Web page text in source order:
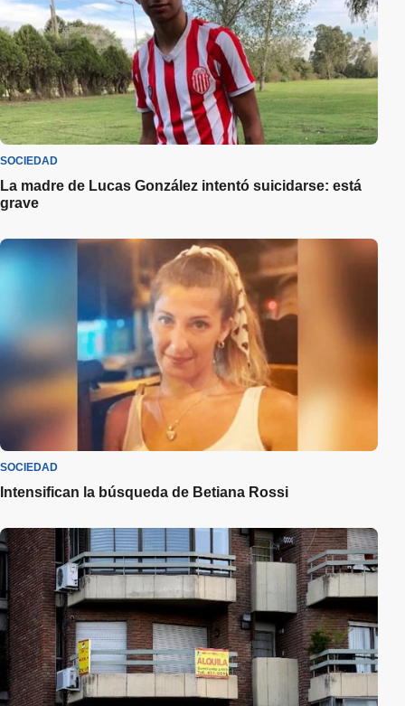
SOCIEDAD
La madre de Lucas González intentó suicidarse: está
grave
SOCIEDAD
Intensifican la búsqueda de Betiana Rossi